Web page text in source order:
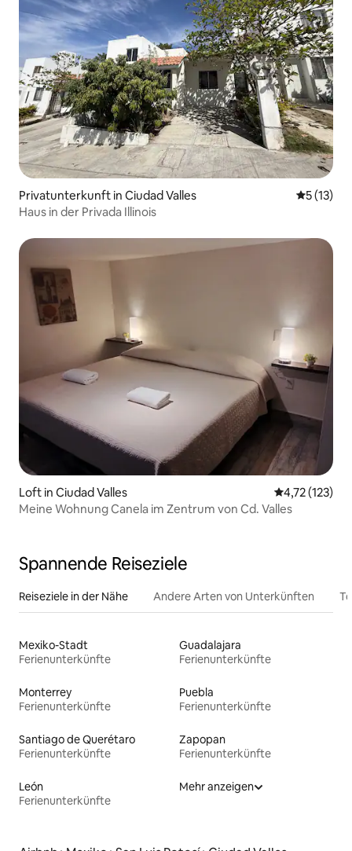
Privatunterkunft in Ciudad Valles
5 (13)
Haus in der Privada Illinois
Loft in Ciudad Valles
4,72 (123)
Meine Wohnung Canela im Zentrum von Cd. Valles
Spannende Reiseziele
Reiseziele in der Nähe Andere Arten von Unterkünften
Mexiko-Stadt
Ferienunterkünfte
Guadalajara
Ferienunterkünfte
Monterrey
Ferienunterkünfte
Puebla
Ferienunterkünfte
Santiago de Querétaro
Ferienunterkünfte
Zapopan
Ferienunterkünfte
León
Ferienunterkünfte
Mehr anzeigen